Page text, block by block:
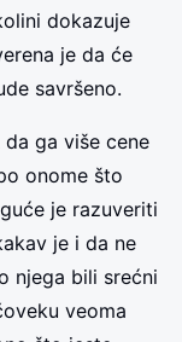
dokazuje
je da će
savršeno.
ga više cene
onome što
je razuveriti
je i da ne
njega bili srećni
veoma